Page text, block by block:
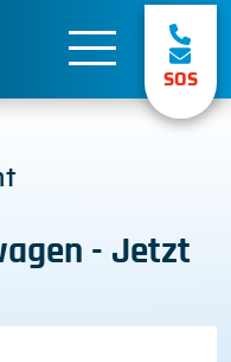
SOS
- Jetzt